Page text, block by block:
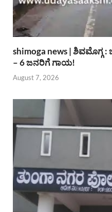
shimoga news | ಶಿವಮೊಗ್ಗ
– 6 ಜನರಿಗೆ ಗಾಯ!
August 7, 2026